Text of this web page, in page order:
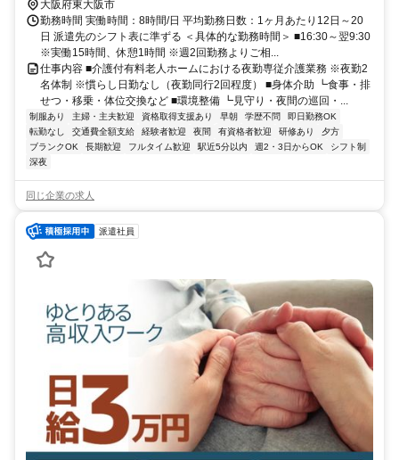
駅】近鉄奈良線/大阪線「布施」駅より徒歩5分
大阪府東大阪市
勤務時間 実働時間：8時間/日 平均勤務日数：1ヶ月あたり12日～20
日 派遣先のシフト表に準ずる ＜具体的な勤務時間＞ ■16:30～翌9:30
※実働15時間、休憩1時間 ※週2回勤務よりご相...
仕事内容 ■介護付有料老人ホームにおける夜勤専従介護業務 ※夜勤2
名体制 ※慣らし日勤なし（夜勤同行2回程度） ■身体介助 ┗食事・排
せつ・移乗・体位交換など ■環境整備 ┗見守り・夜間の巡回・...
制服あり 主婦・主夫歓迎 資格取得支援あり 早朝 学歴不問
即日勤務OK
転勤なし
交通費全額支給 経験者歓迎 夜間 有資格者歓迎 研修あり
夕方
ブランクOK
長期歓迎 フルタイム歓迎 駅近5分以内 週2・3日からOK
シフト制
深夜
同じ企業の求人
派遣社員